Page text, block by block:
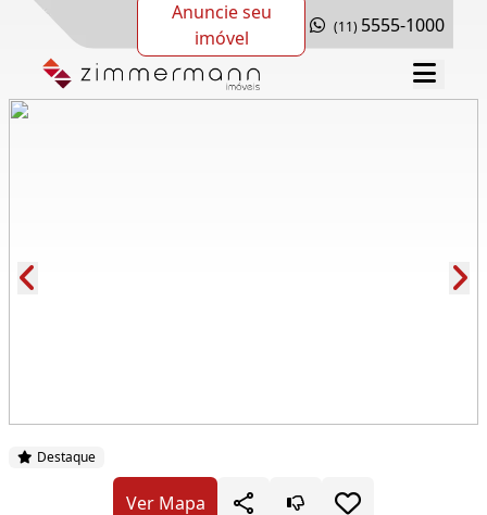
Anuncie seu
imóvel
(11) 5555-1000
Destaque
Ver Mapa